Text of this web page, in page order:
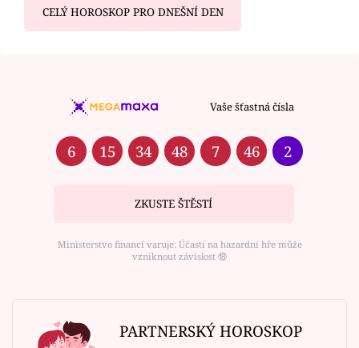
CELÝ HOROSKOP PRO DNEŠNÍ DEN
Vaše šťastná čísla
6 15 34 48 7 46 2
ZKUSTE ŠTĚSTÍ
Ministerstvo financí varuje: Účastí na hazardní hře může
vzniknout závislost ⑱
PARTNERSKÝ HOROSKOP